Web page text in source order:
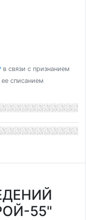
в связи с признанием
списанием
55"